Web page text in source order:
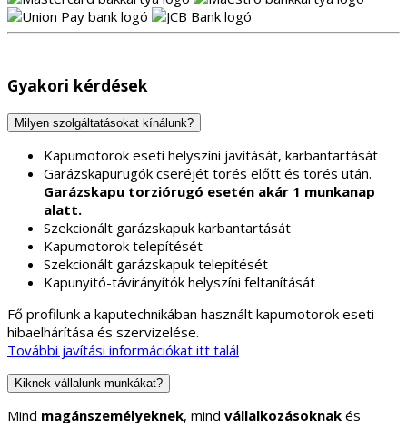
Gyakori kérdések
Milyen szolgáltatásokat kínálunk?
Kapumotorok eseti helyszíni javítását, karbantartását
Garázskapurugók cseréjét törés előtt és törés után.
Garázskapu torziórugó esetén akár 1 munkanap
alatt.
Szekcionált garázskapuk karbantartását
Kapumotorok telepítését
Szekcionált garázskapuk telepítését
Kapunyitó-távirányítók helyszíni feltanítását
Fő profilunk a kaputechnikában használt kapumotorok eseti
hibaelhárítása és szervizelése.
További javítási információkat itt talál
Kiknek vállalunk munkákat?
Mind magánszemélyeknek, mind vállalkozásoknak és